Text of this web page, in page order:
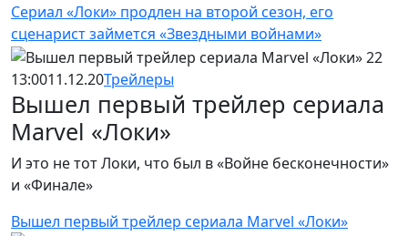
Сериал «Локи» продлен на второй сезон, его
сценарист займется «Звездными войнами»
13:0011.12.20Трейлеры
Вышел первый трейлер сериала
Marvel «Локи»
И это не тот Локи, что был в «Войне бесконечности»
и «Финале»
Вышел первый трейлер сериала Marvel «Локи»